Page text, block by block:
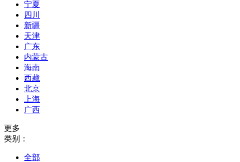
宁夏
四川
新疆
天津
广东
内蒙古
海南
西藏
北京
上海
广西
更多
类别：
全部